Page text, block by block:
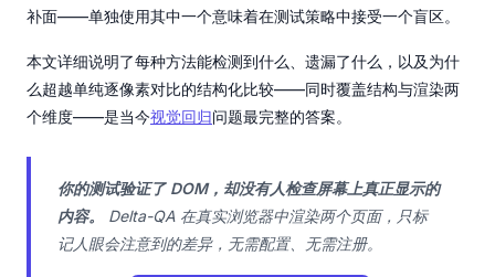
补面——单独使用其中一个意味着在测试策略中接受一个盲区。
本文详细说明了每种方法能检测到什么、遗漏了什么，以及为什
么超越单纯逐像素对比的结构化比较——同时覆盖结构与渲染两
个维度——是当今视觉回归问题最完整的答案。
你的测试验证了 DOM，却没有人检查屏幕上真正显示的
内容。
Delta-QA 在真实浏览器中渲染两个页面，只标
记人眼会注意到的差异，无需配置、无需注册。